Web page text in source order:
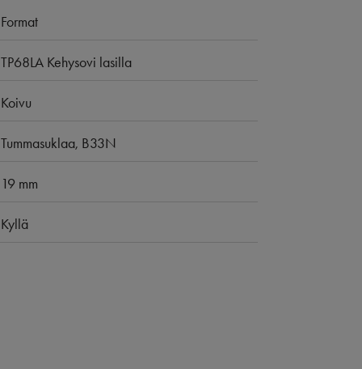
Format
TP68LA Kehysovi lasilla
Koivu
Tummasuklaa, B33N
19 mm
Kyllä